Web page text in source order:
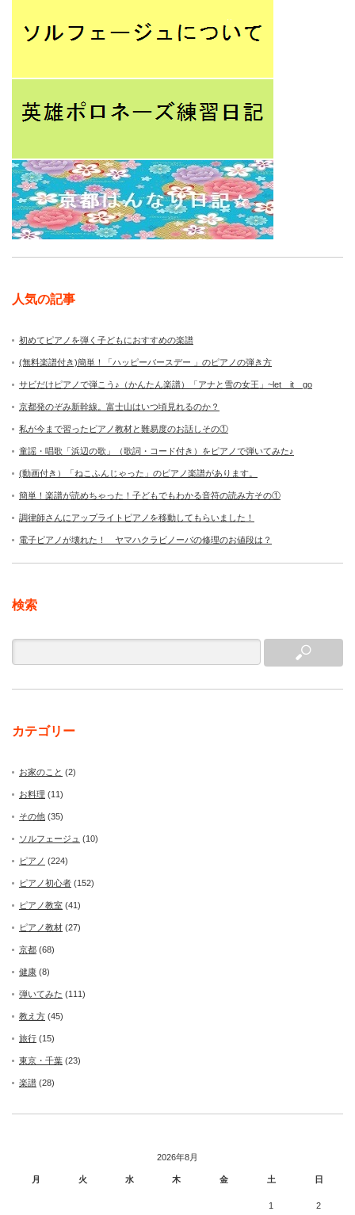
人気の記事
初めてピアノを弾く子どもにおすすめの楽譜
(無料楽譜付き)簡単！「ハッピーバースデー 」のピアノの弾き方
サビだけピアノで弾こう♪（かんたん楽譜）「アナと雪の女王」~let it go
京都発のぞみ新幹線。富士山はいつ頃見れるのか？
私が今まで習ったピアノ教材と難易度のお話しその①
童謡・唱歌「浜辺の歌」（歌詞・コード付き）をピアノで弾いてみた♪
(動画付き）「ねこふんじゃった」のピアノ楽譜があります。
簡単！楽譜が読めちゃった！子どもでもわかる音符の読み方その①
調律師さんにアップライトピアノを移動してもらいました！
電子ピアノが壊れた！ ヤマハクラビノーバの修理のお値段は？
検索
カテゴリー
お家のこと (2)
お料理 (11)
その他 (35)
ソルフェージュ (10)
ピアノ (224)
ピアノ初心者 (152)
ピアノ教室 (41)
ピアノ教材 (27)
京都 (68)
健康 (8)
弾いてみた (111)
教え方 (45)
旅行 (15)
東京・千葉 (23)
楽譜 (28)
2026年8月
月 火 水 木 金 土 日
1 2